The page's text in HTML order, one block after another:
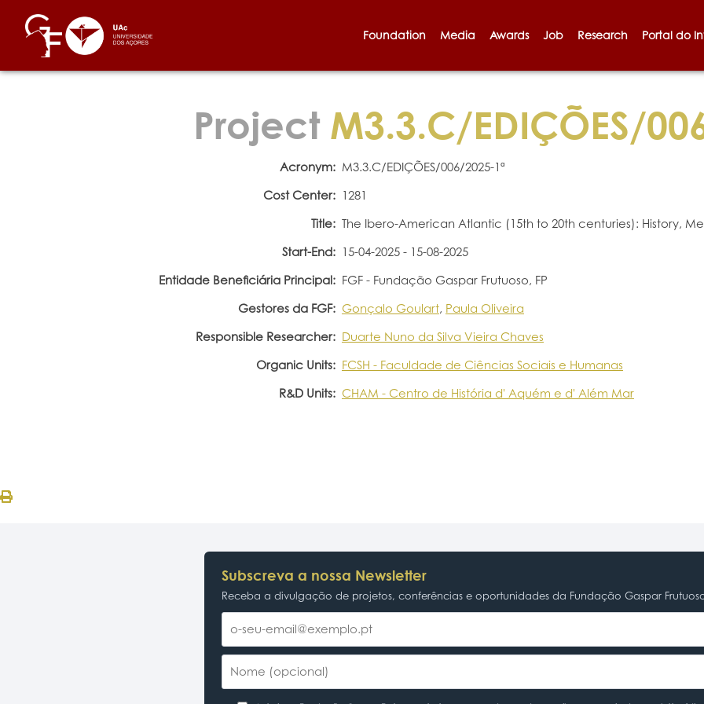
Foundation Media Awards Job Research Portal do
Project M3.3.C/EDIÇÕES/
Acronym: M3.3.C/EDIÇÕES/006/2025-1ª
Cost Center: 1281
Title: The Ibero-American Atlantic (15th to 20th centuries): History,
Start-End: 15-04-2025 - 15-08-2025
Entidade Beneficiária Principal: FGF - Fundação Gaspar Frutuoso, FP
Gestores da FGF: Gonçalo Goulart, Paula Oliveira
Responsible Researcher: Duarte Nuno da Silva Vieira Chaves
Organic Units: FCSH - Faculdade de Ciências Sociais e Humanas
R&D Units: CHAM - Centro de História d' Aquém e d' Além Mar
Subscreva a nossa Newsletter
Receba a divulgação de projetos, conferências e oportunidades da Fundação Gaspar